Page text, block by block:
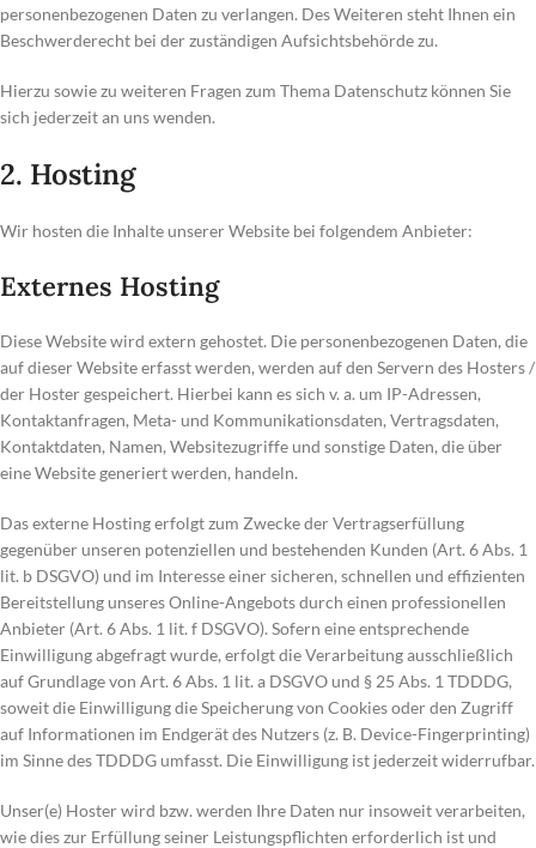
personenbezogenen Daten zu verlangen. Des Weiteren steht Ihnen ein
Beschwerderecht bei der zuständigen Aufsichtsbehörde zu.
Hierzu sowie zu weiteren Fragen zum Thema Datenschutz können Sie
sich jederzeit an uns wenden.
2. Hosting
Wir hosten die Inhalte unserer Website bei folgendem Anbieter:
Externes Hosting
Diese Website wird extern gehostet. Die personenbezogenen Daten, die
auf dieser Website erfasst werden, werden auf den Servern des Hosters /
der Hoster gespeichert. Hierbei kann es sich v. a. um IP-Adressen,
Kontaktanfragen, Meta- und Kommunikationsdaten, Vertragsdaten,
Kontaktdaten, Namen, Websitezugriffe und sonstige Daten, die über
eine Website generiert werden, handeln.
Das externe Hosting erfolgt zum Zwecke der Vertragserfüllung
gegenüber unseren potenziellen und bestehenden Kunden (Art. 6 Abs. 1
lit. b DSGVO) und im Interesse einer sicheren, schnellen und effizienten
Bereitstellung unseres Online-Angebots durch einen professionellen
Anbieter (Art. 6 Abs. 1 lit. f DSGVO). Sofern eine entsprechende
Einwilligung abgefragt wurde, erfolgt die Verarbeitung ausschließlich
auf Grundlage von Art. 6 Abs. 1 lit. a DSGVO und § 25 Abs. 1 TDDDG,
soweit die Einwilligung die Speicherung von Cookies oder den Zugriff
auf Informationen im Endgerät des Nutzers (z. B. Device-Fingerprinting)
im Sinne des TDDDG umfasst. Die Einwilligung ist jederzeit widerrufbar.
Unser(e) Hoster wird bzw. werden Ihre Daten nur insoweit verarbeiten,
wie dies zur Erfüllung seiner Leistungspflichten erforderlich ist und